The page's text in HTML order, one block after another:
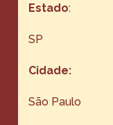
Estado:
SP
Cidade:
São Paulo